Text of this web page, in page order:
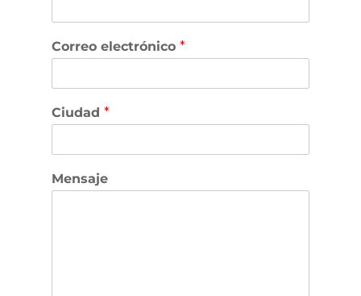
Correo electrónico *
Ciudad *
Mensaje